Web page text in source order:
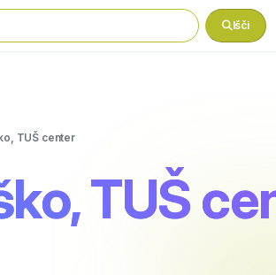
Išči
TUŠ center
TUŠ